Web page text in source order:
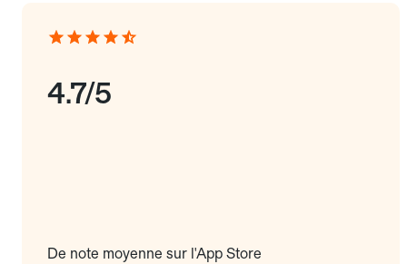
4.7/5
De note moyenne sur l'App Store